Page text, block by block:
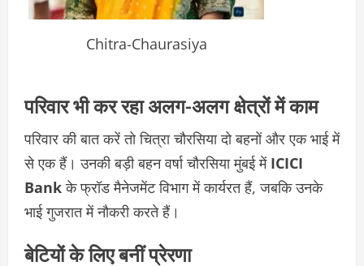
Chitra-Chaurasiya
परिवार भी कर रहा अलग-अलग क्षेत्रों में काम
परिवार की बात करें तो चित्रा चौरसिया दो बहनों और एक भाई में
से एक हैं। उनकी बड़ी बहन वर्षा चौरसिया मुंबई में ICICI
Bankके फ्रॉड मैनेजमेंट विभाग में कार्यरत हैं, जबकि उनके
भाई गुजरात में नौकरी करते हैं।
बेटियों के लिए बनीं प्रेरणा